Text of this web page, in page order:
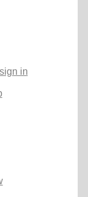
in